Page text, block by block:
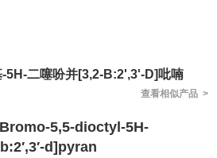
5H-二噻吩并[3,2-B:2',3'-D]吡喃
查看相似产品 >
5,5-dioctyl-5H-
d]pyran